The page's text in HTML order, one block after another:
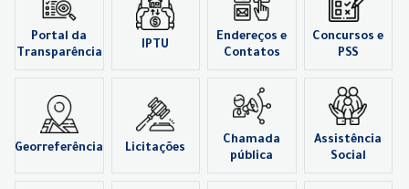
Portal da
Transparência
IPTU
Endereços e
Contatos
Concursos e
PSS
Georreferência Licitações
Chamada
pública
Assistência
Social